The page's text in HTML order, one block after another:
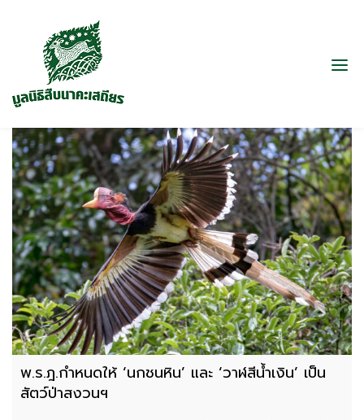
พ.ร.ฎ.กำหนดให้ ‘นกชนหิน’ และ ‘วาฬสีน้ำเงิน’ เป็น
สัตว์ป่าสงวนฯ